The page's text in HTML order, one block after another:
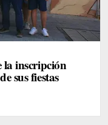
la inscripción
sus fiestas